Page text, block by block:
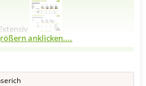
gegenüber dem "Intensiv"
anklicken....